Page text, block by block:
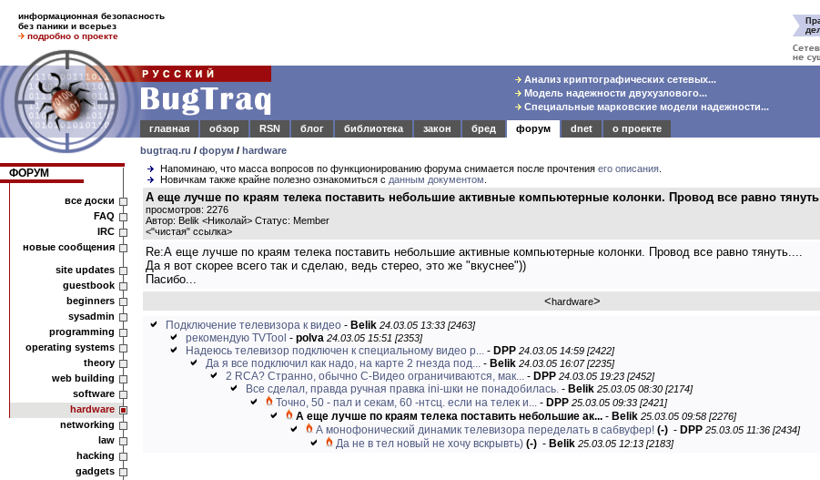
информационная безопасность
без паники и всерьез
подробно о проекте
Анализ криптографических сетевых...
Модель надежности двухузлового...
Специальные марковские модели надежности...
главная
обзор RSN блог библиотека закон бред форум dnet
о проекте
bugtraq.ru / форум / hardware
ФОРУМ
все доски
FAQ
IRC
новые сообщения
site updates
guestbook
beginners
sysadmin
programming
operating systems
theory
web building
software
hardware
networking
law
hacking
gadgets
Напоминаю, что масса вопросов по функционированию форума снимается после прочтения его описания
Новичкам также крайне полезно ознакомиться с данным документом
А еще лучше по краям телека поставить небольшие активные компьютерные колонки. Провод все равно тянуть
просмотров: 2276
Автор: Belik <Николай> Статус: Member
<"чистая" ссылка>
Re:А еще лучше по краям телека поставить небольшие активные компьютерные колонки. Провод все равно тянуть....
Да я вот скорее всего так и сделаю, ведь стерео, это же "вкуснее"))
Пасибо...
<hardware>
Подключение телевизора к видео - Belik 24.03.05 13:33 [2463]
рекомендую TVTool - polva 24.03.05 15:51 [2353]
Надеюсь телевизор подключен к специальному видео р... - DPP 24.03.05 14:59 [2422]
Да я все подключил как надо, на карте 2 гнезда под... - Belik 24.03.05 16:07 [2235]
2 RCA? Странно, обычно С-Видео ограничиваются, мак... - DPP 24.03.05 19:23 [2452]
Все сделал, правда ручная правка ini-шки не понадобилась. - Belik 25.03.05 08:30 [2174]
Точно, 50 - пал и секам, 60 -нтсц. если на телек и... - DPP 25.03.05 09:33 [2421]
А еще лучше по краям телека поставить небольшие ак... - Belik 25.03.05 09:58 [2276]
А монофонический динамик телевизора переделать в сабвуфер! (-) - DPP 25.03.05 11:36 [2434]
Да не в тел новый не хочу вскрывть) (-) - Belik 25.03.05 12:13 [2183]